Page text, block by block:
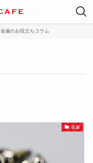
金歯のお役立ちコラム
金歯